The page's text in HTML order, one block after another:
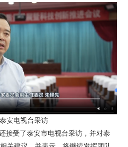
安电视台采访
受了泰安市电视台采访，并对泰